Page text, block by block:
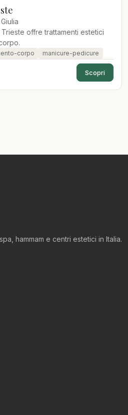
offre trattamenti estetici
corpo manicure-pedicure
Scopri
hammam e centri estetici in Italia.